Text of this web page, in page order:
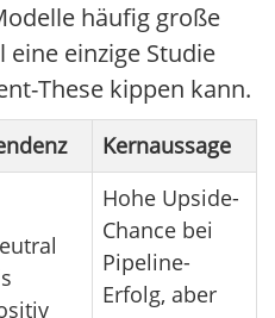
häufig große
eine einzige Studie
These kippen kann.
Kernaussage
Hohe Upside-
Chance bei
Pipeline-
Erfolg, aber